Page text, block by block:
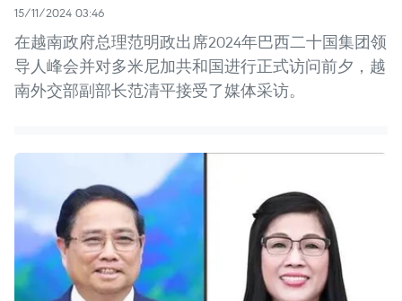
15/11/2024 03:46
在越南政府总理范明政出席2024年巴西二十国集团领
导人峰会并对多米尼加共和国进行正式访问前夕，越
南外交部副部长范清平接受了媒体采访。